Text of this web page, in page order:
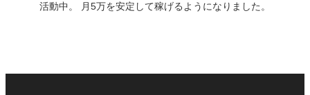
活動中。 月5万を安定して稼げるようになりました。